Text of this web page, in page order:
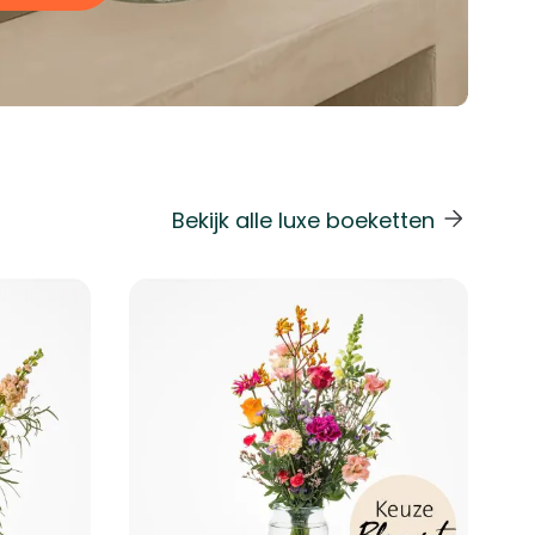
carrouselnavigatie gaan met de overslaan links.
Bekijk alle luxe boeketten